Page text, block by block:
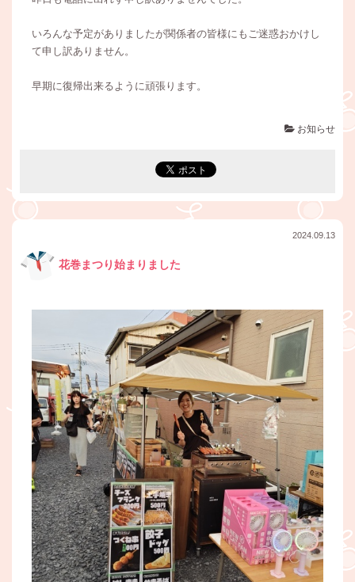
いろんな予定がありましたが関係者の皆様にもご迷惑おかけし
て申し訳ありません。
早期に復帰出来るように頑張ります。
お知らせ
2024.09.13
花巻まつり始まりました